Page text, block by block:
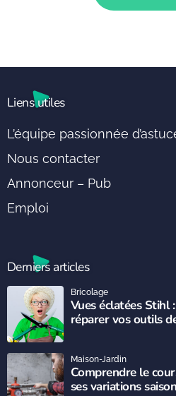
Liens utiles
L’équipe passionnée
Nous contacter
Annonceur – Pub
Emploi
Derniers articles
Vues éclatées Stihl
réparer vos outils
Bricolage
Comprendre le
ses variations
Maison-Jardin